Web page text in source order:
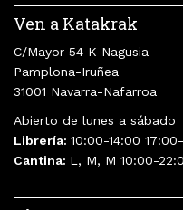
Ven a Katakrak
C/Mayor 54 K Nagusia
Pamplona-Iruñea
31001 Navarra-Nafarroa
Abierto de lunes a sábado
Librería: 10:00-14:00
Cantina: L, M, M 10:00-